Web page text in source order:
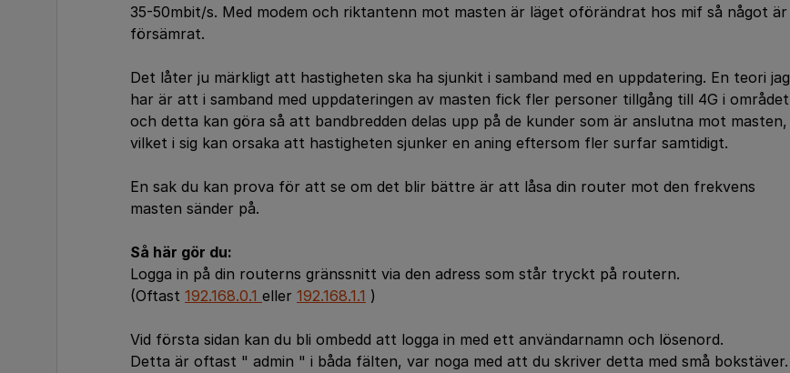
35-50mbit/s. Med modem och riktantenn mot masten är läget oförändrat hos mif så något är
försämrat.
Det låter ju märkligt att hastigheten ska ha sjunkit i samband med en uppdatering. En teori jag
har är att i samband med uppdateringen av masten fick fler personer tillgång till 4G i området
och detta kan göra så att bandbredden delas upp på de kunder som är anslutna mot masten,
vilket i sig kan orsaka att hastigheten sjunker en aning eftersom fler surfar samtidigt.
En sak du kan prova för att se om det blir bättre är att låsa din router mot den frekvens
masten sänder på.
Så här gör du:
Logga in på din routerns gränssnitt via den adress som står tryckt på routern.
(Oftast 192.168.0.1 eller 192.168.1.1 )
Vid första sidan kan du bli ombedd att logga in med ett användarnamn och lösenord.
Detta är oftast " admin " i båda fälten, var noga med att du skriver detta med små bokstäver.